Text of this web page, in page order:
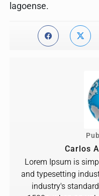
lagoense.
Carlos
Lorem Ipsum is
and typesetting
industry's